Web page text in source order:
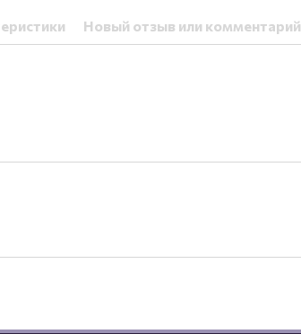
Новый отзыв или комментарий